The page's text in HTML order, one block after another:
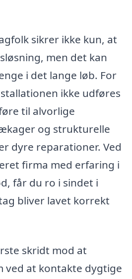
sikrer ikke kun, at
men det kan
i det lange løb. For
ikke udføres
til alvorlige
og strukturelle
dyre reparationer. Ved
firma med erfaring i
får du ro i sindet i
bliver lavet korrekt
skridt mod at
ved at kontakte dygtige